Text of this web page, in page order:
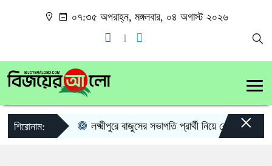
০৭:৩৫ অপরাহ্ন, মঙ্গলবার, ০৪ অগাস্ট ২০২৬
শিরোনাম: লক্ষ্মীপুরে বাজুসের সভাপতি প্রার্থী নিয়ে কৌতূহল ×